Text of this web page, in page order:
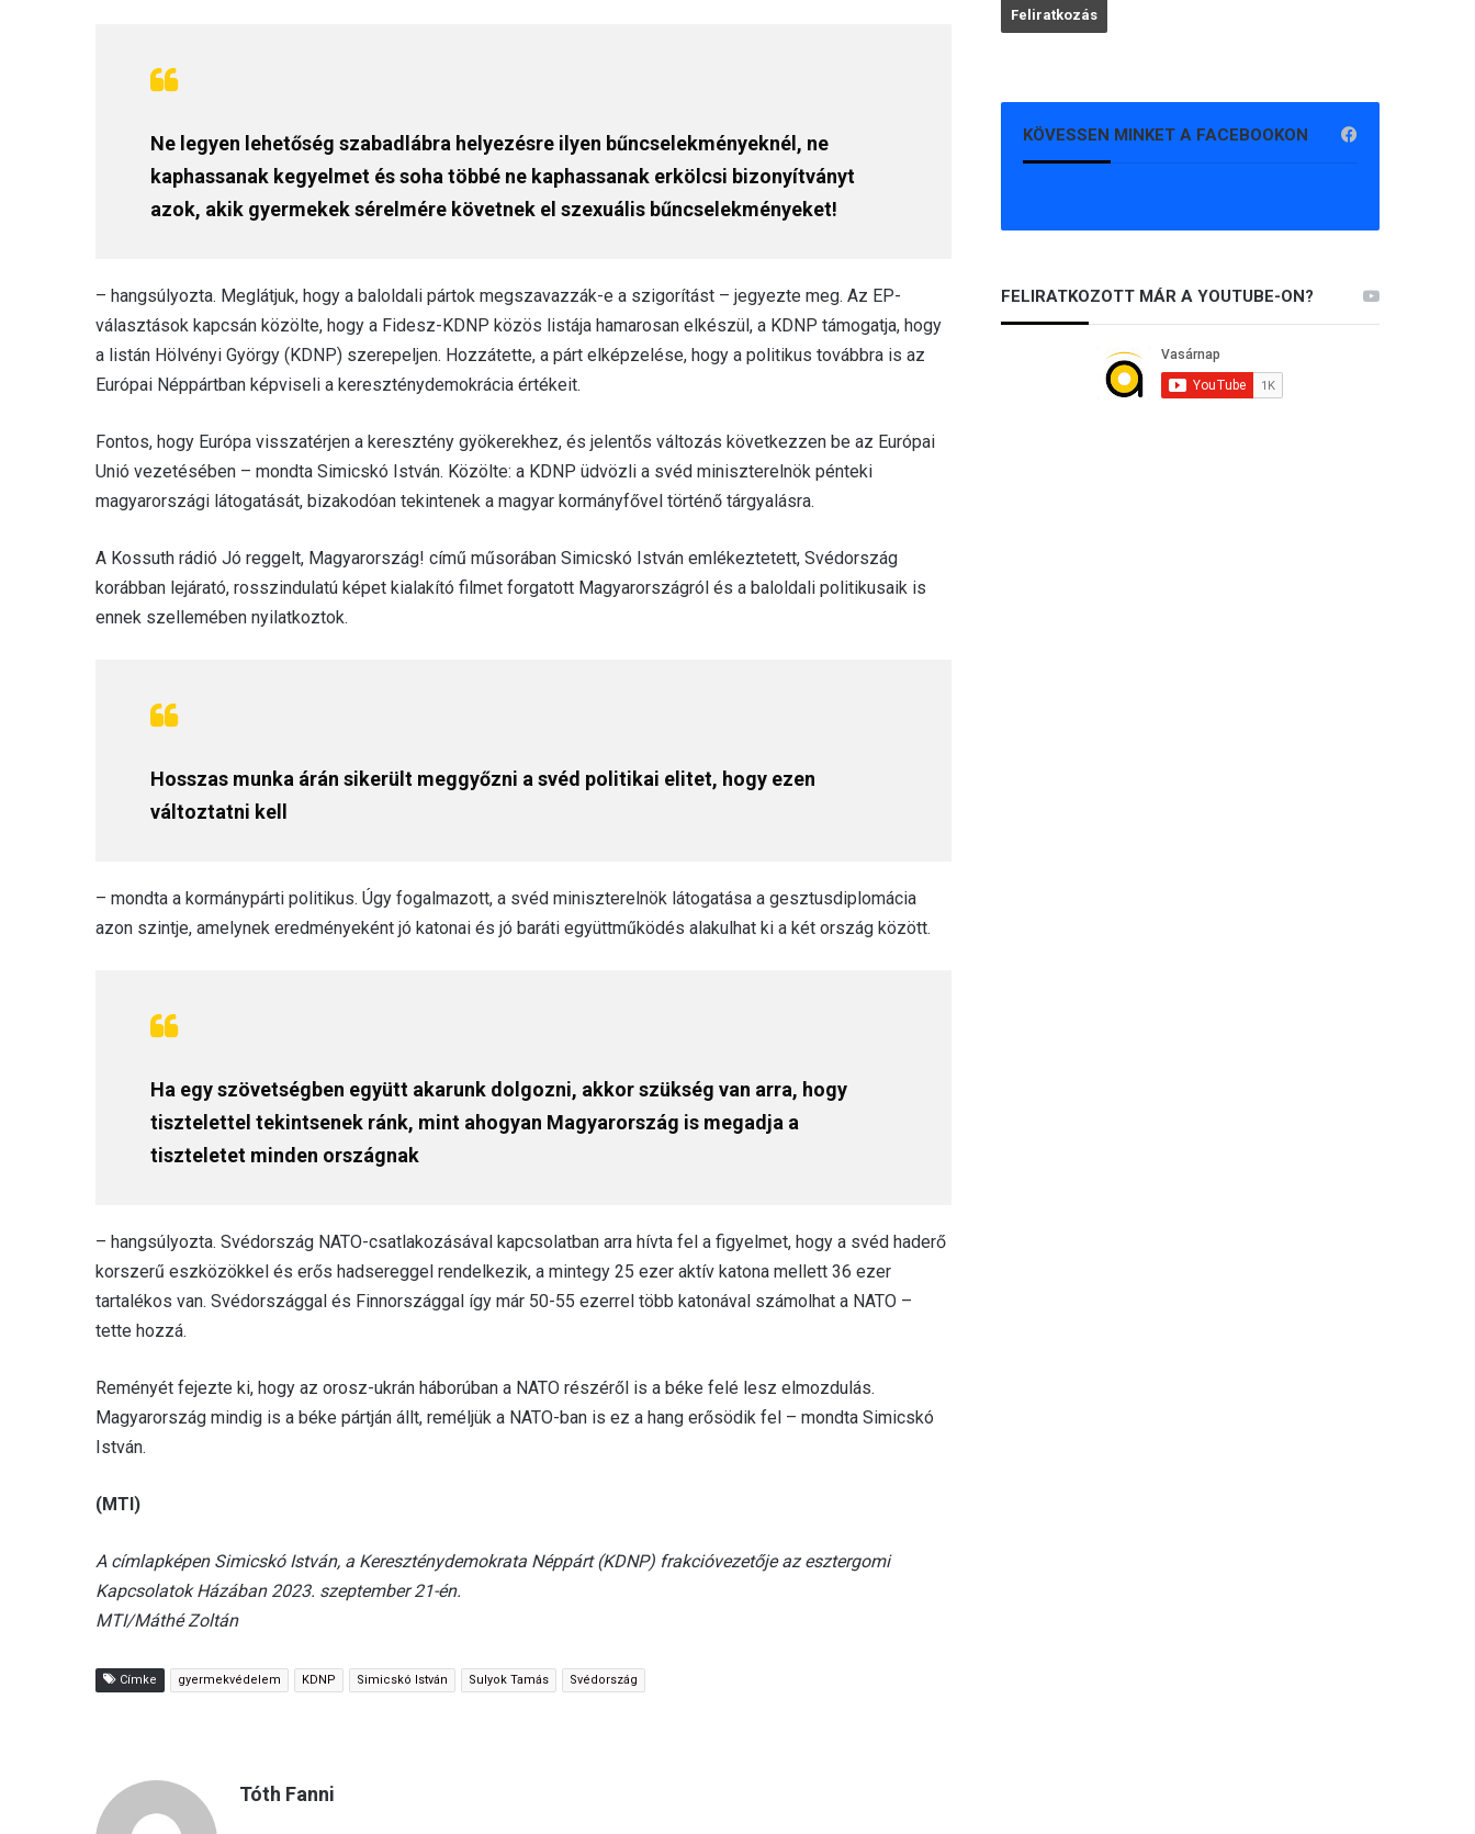
Ne legyen lehetőség szabadlábra helyezésre ilyen bűncselekményeknél, ne
kaphassanak kegyelmet és soha többé ne kaphassanak erkölcsi bizonyítványt
azok, akik gyermekek sérelmére követnek el szexuális bűncselekményeket!
– hangsúlyozta. Meglátjuk, hogy a baloldali pártok megszavazzák-e a szigorítást – jegyezte meg. Az EP-
választások kapcsán közölte, hogy a Fidesz-KDNP közös listája hamarosan elkészül, a KDNP támogatja, hogy
a listán Hölvényi György (KDNP) szerepeljen. Hozzátette, a párt elképzelése, hogy a politikus továbbra is az
Európai Néppártban képviseli a kereszténydemokrácia értékeit.
Fontos, hogy Európa visszatérjen a keresztény gyökerekhez, és jelentős változás következzen be az Európai
Unió vezetésében – mondta Simicskó István. Közölte: a KDNP üdvözli a svéd miniszterelnök pénteki
magyarországi látogatását, bizakodóan tekintenek a magyar kormányfővel történő tárgyalásra.
A Kossuth rádió Jó reggelt, Magyarország! című műsorában Simicskó István emlékeztetett, Svédország
korábban lejárató, rosszindulatú képet kialakító filmet forgatott Magyarországról és a baloldali politikusaik is
ennek szellemében nyilatkoztok.
Hosszas munka árán sikerült meggyőzni a svéd politikai elitet, hogy ezen
változtatni kell
– mondta a kormánypárti politikus. Úgy fogalmazott, a svéd miniszterelnök látogatása a gesztusdiplomácia
azon szintje, amelynek eredményeként jó katonai és jó baráti együttműködés alakulhat ki a két ország között.
Ha egy szövetségben együtt akarunk dolgozni, akkor szükség van arra, hogy
tisztelettel tekintsenek ránk, mint ahogyan Magyarország is megadja a
tiszteletet minden országnak
– hangsúlyozta. Svédország NATO-csatlakozásával kapcsolatban arra hívta fel a figyelmet, hogy a svéd haderő
korszerű eszközökkel és erős hadsereggel rendelkezik, a mintegy 25 ezer aktív katona mellett 36 ezer
tartalékos van. Svédországgal és Finnországgal így már 50-55 ezerrel több katonával számolhat a NATO –
tette hozzá.
Reményét fejezte ki, hogy az orosz-ukrán háborúban a NATO részéről is a béke felé lesz elmozdulás.
Magyarország mindig is a béke pártján állt, reméljük a NATO-ban is ez a hang erősödik fel – mondta Simicskó
István.
(MTI)
A címlapképen Simicskó István, a Kereszténydemokrata Néppárt (KDNP) frakcióvezetője az esztergomi
Kapcsolatok Házában 2023. szeptember 21-én.
MTI/Máthé Zoltán
Címke gyermekvédelem KDNP Simicskó István Sulyok Tamás Svédország
Tóth Fanni
KÖVESSEN MINKET A FACEBOOKON
FELIRATKOZOTT MÁR A YOUTUBE-ON?